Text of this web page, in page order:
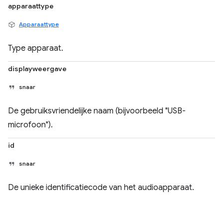
apparaattype
Apparaattype
Type apparaat.
displayweergave
snaar
De gebruiksvriendelijke naam (bijvoorbeeld "USB-
microfoon").
id
snaar
De unieke identificatiecode van het audioapparaat.